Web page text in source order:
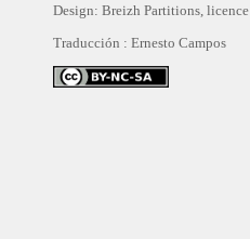
Design: Breizh Partitions, licence
Traducción : Ernesto Campos